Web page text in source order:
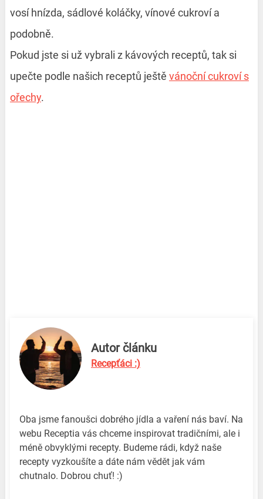
vosí hnízda, sádlové koláčky, vínové cukroví a
podobně.
Pokud jste si už vybrali z kávových receptů, tak si
upečte podle našich receptů ještě vánoční cukroví s
ořechy.
Autor článku
Recepťáci :)
Oba jsme fanoušci dobrého jídla a vaření nás baví. Na
webu Receptia vás chceme inspirovat tradičními, ale i
méně obvyklými recepty. Budeme rádi, když naše
recepty vyzkoušíte a dáte nám vědět jak vám
chutnalo. Dobrou chuť! :)